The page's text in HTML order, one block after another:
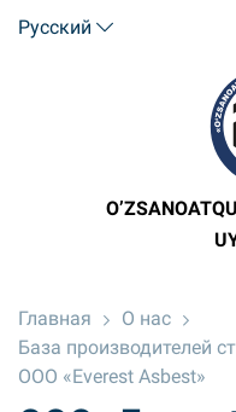
Русский
Главная
О нас
База производителей
ООО «Everest Asbest»